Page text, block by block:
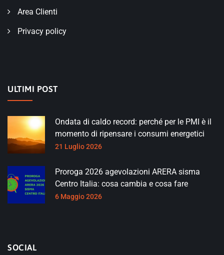
Area Clienti
Privacy policy
ULTIMI POST
Ondata di caldo record: perché per le PMI è il
momento di ripensare i consumi energetici
21 Luglio 2026
Proroga 2026 agevolazioni ARERA sisma
Centro Italia: cosa cambia e cosa fare
6 Maggio 2026
SOCIAL